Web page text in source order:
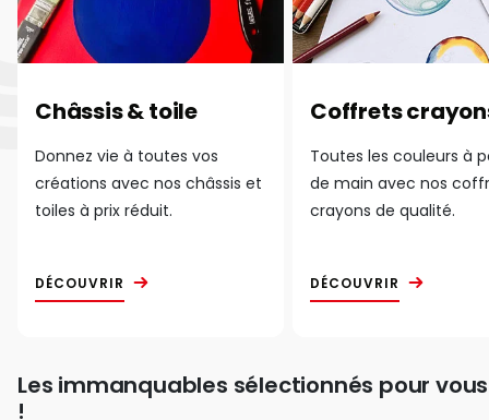
Châssis & toile
Donnez vie à toutes vos
créations avec nos châssis et
toiles à prix réduit.
DÉCOUVRIR
Coffrets
Toutes les couleurs à
de main avec nos
crayons de qualité.
DÉCOUVRIR
Les immanquables sélectionnés pour vous
!